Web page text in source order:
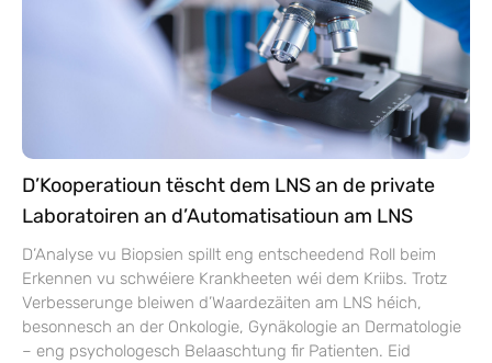
D’Kooperatioun tëscht dem LNS an de private
Laboratoiren an d’Automatisatioun am LNS
D’Analyse vu Biopsien spillt eng entscheedend Roll beim
Erkennen vu schwéiere Krankheeten wéi dem Kriibs. Trotz
Verbesserunge bleiwen d’Waardezäiten am LNS héich,
besonnesch an der Onkologie, Gynäkologie an Dermatologie
– eng psychologesch Belaaschtung fir Patienten. Eid